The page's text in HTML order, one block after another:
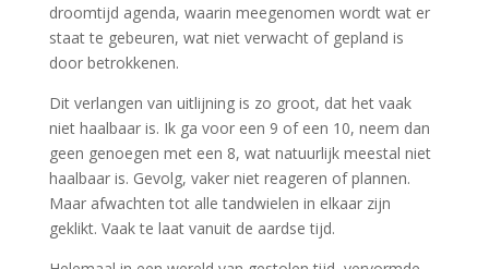
droomtijd agenda, waarin meegenomen wordt wat er
staat te gebeuren, wat niet verwacht of gepland is
door betrokkenen.
Dit verlangen van uitlijning is zo groot, dat het vaak
niet haalbaar is. Ik ga voor een 9 of een 10, neem dan
geen genoegen met een 8, wat natuurlijk meestal niet
haalbaar is. Gevolg, vaker niet reageren of plannen.
Maar afwachten tot alle tandwielen in elkaar zijn
geklikt. Vaak te laat vanuit de aardse tijd.